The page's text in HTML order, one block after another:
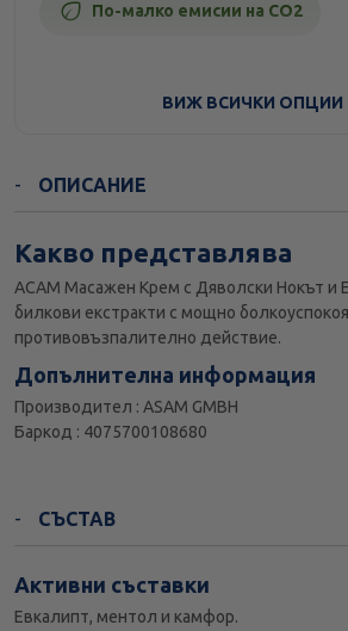
По-малко емисии на CO2
ВИЖ ВСИЧКИ ОПЦИИ
ОПИСАНИЕ
Какво представлява
АСАМ Масажен Крем с Дяволски Нокът и
билкови екстракти с мощно
противовъзпалително действие.
Допълнителна информация
Производител : ASAM GMBH
Баркод : 4075700108680
СЪСТАВ
Активни съставки
Евкалипт, ментол и камфор.